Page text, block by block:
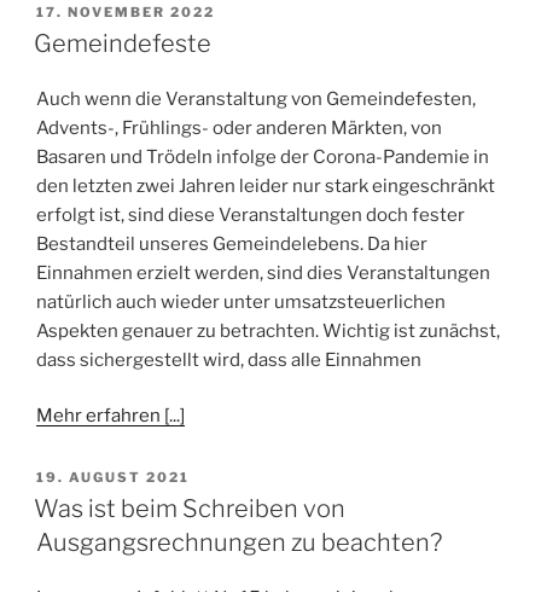
VERÖFFENTLICHT
AM
17. NOVEMBER 2022
Gemeindefeste
Auch wenn die Veranstaltung von Gemeindefesten,
Advents-, Frühlings- oder anderen Märkten, von
Basaren und Trödeln infolge der Corona-Pandemie in
den letzten zwei Jahren leider nur stark eingeschränkt
erfolgt ist, sind diese Veranstaltungen doch fester
Bestandteil unseres Gemeindelebens. Da hier
Einnahmen erzielt werden, sind dies Veranstaltungen
natürlich auch wieder unter umsatzsteuerlichen
Aspekten genauer zu betrachten. Wichtig ist zunächst,
dass sichergestellt wird, dass alle Einnahmen
Mehr erfahren [...]
VERÖFFENTLICHT
AM
19. AUGUST 2021
Was ist beim Schreiben von
Ausgangsrechnungen zu beachten?